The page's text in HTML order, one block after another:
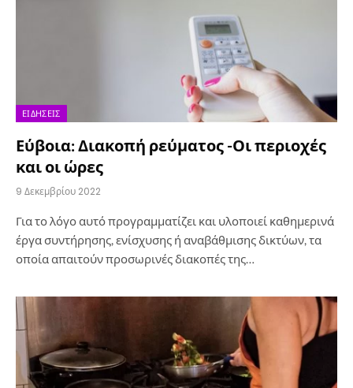
ΕΙΔΉΣΕΙΣ
Εύβοια: Διακοπή ρεύματος -Οι περιοχές
και οι ώρες
9 Δεκεμβρίου 2022
Για το λόγο αυτό προγραμματίζει και υλοποιεί καθημερινά
έργα συντήρησης, ενίσχυσης ή αναβάθμισης δικτύων, τα
οποία απαιτούν προσωρινές διακοπές της…